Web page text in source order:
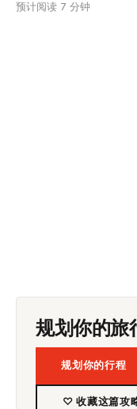
预计阅读 7 分钟
规划你的旅
规划你的行程
♡ 收藏这篇攻